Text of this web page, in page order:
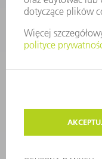
PRAWA AUTORSKIE I